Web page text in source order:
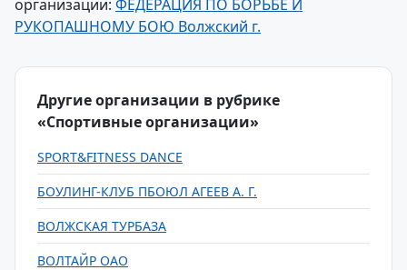
организации: ФЕДЕРАЦИЯ ПО БОРЬБЕ И
РУКОПАШНОМУ БОЮ Волжский г.
Другие организации в рубрике
«Спортивные организации»
SPORT&FITNESS DANCE
БОУЛИНГ-КЛУБ ПБОЮЛ АГЕЕВ А. Г.
ВОЛЖСКАЯ ТУРБАЗА
ВОЛТАЙР ОАО